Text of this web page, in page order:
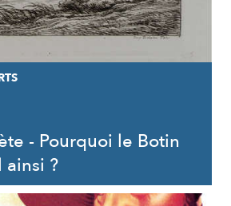
- Pourquoi le Botin
ainsi ?